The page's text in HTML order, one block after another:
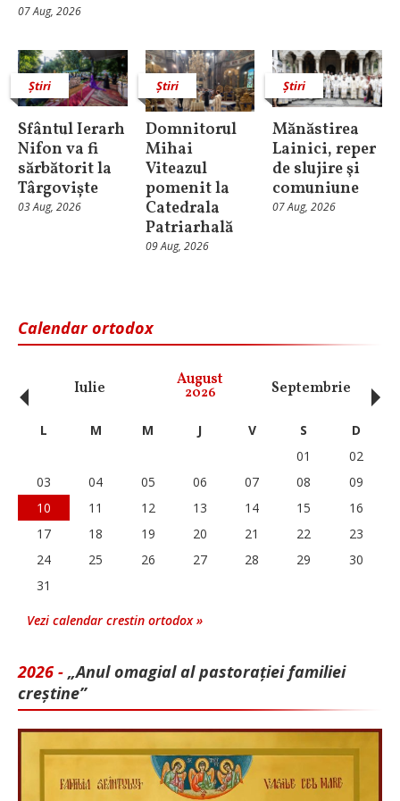
07 Aug, 2026
Știri
Sfântul Ierarh
Nifon va fi
sărbătorit la
Târgoviște
03 Aug, 2026
Știri
Domnitorul
Mihai
Viteazul
pomenit la
Catedrala
Patriarhală
09 Aug, 2026
Știri
Mănăstirea
Lainici, reper
de slujire şi
comuniune
07 Aug, 2026
Calendar ortodox
Iulie August
2026 Septembrie
‹ L M M J V S
D
01
02
03
04 05 06 07 08
09
10
11 12 13 14 15
16
17
18 19 20 21 22
23
24
25 26 27 28 29
30
31
Vezi calendar crestin ortodox »
2026 - „Anul omagial al pastorației familiei
creștine”